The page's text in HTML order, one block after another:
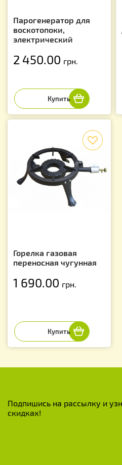
Парогенератор для
воскотопоки,
электрический
2 450.00 грн.
Горелка газовая
переносная чугунная
1 690.00 грн.
Подпишись на рассылку и
скидках!